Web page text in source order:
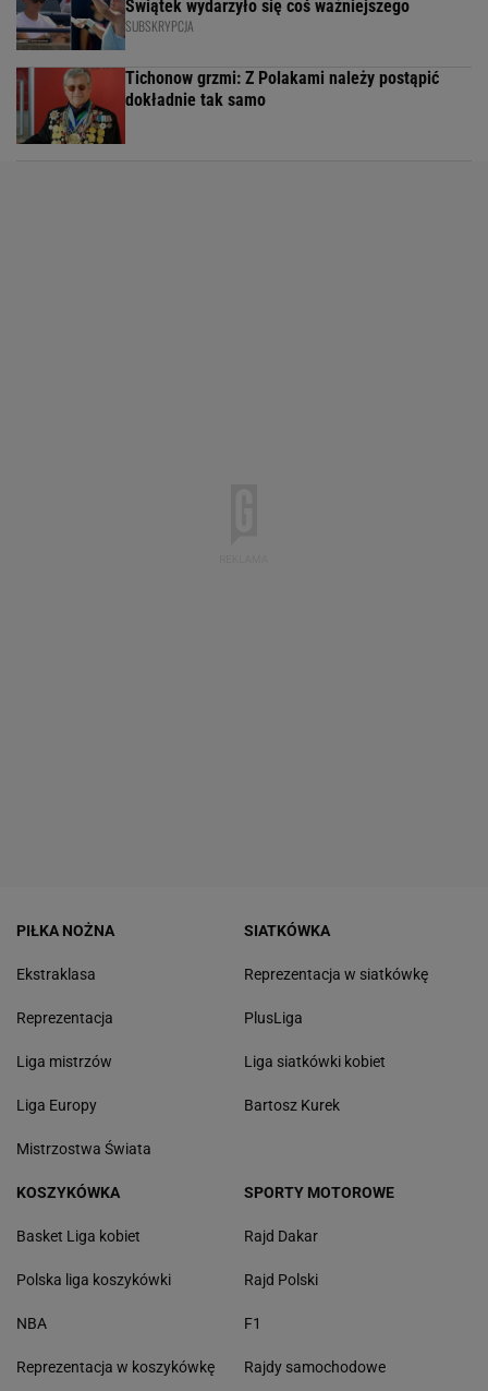
Świątek wydarzyło się coś ważniejszego
SUBSKRYPCJA
Tichonow grzmi: Z Polakami należy postąpić
dokładnie tak samo
PIŁKA NOŻNA
Ekstraklasa
Reprezentacja
Liga mistrzów
Liga Europy
Mistrzostwa Świata
SIATKÓWKA
Reprezentacja w siatkówkę
PlusLiga
Liga siatkówki kobiet
Bartosz Kurek
KOSZYKÓWKA
Basket Liga kobiet
Polska liga koszykówki
NBA
Reprezentacja w koszykówkę
SPORTY MOTOROWE
Rajd Dakar
Rajd Polski
F1
Rajdy samochodowe